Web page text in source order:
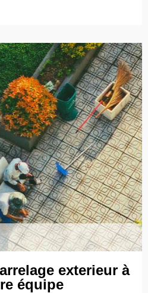
exterieur à
équipe